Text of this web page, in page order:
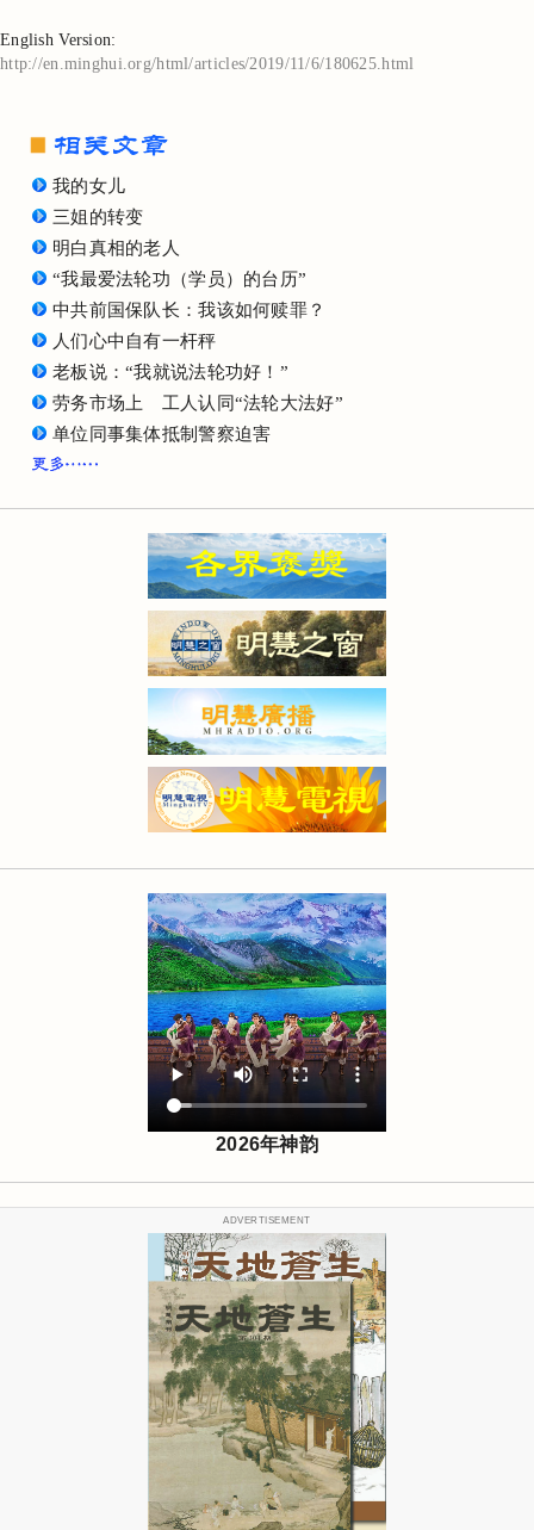
English Version:
http://en.minghui.org/html/articles/2019/11/6/180625.html
我的女儿
三姐的转变
明白真相的老人
“我最爱法轮功（学员）的台历”
中共前国保队长：我该如何赎罪？
人们心中自有一杆秤
老板说：“我就说法轮功好！”
劳务市场上 工人认同“法轮大法好”
单位同事集体抵制警察迫害
2026年神韵
ADVERTISEMENT